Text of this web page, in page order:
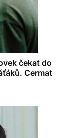
čekat do
Cermat